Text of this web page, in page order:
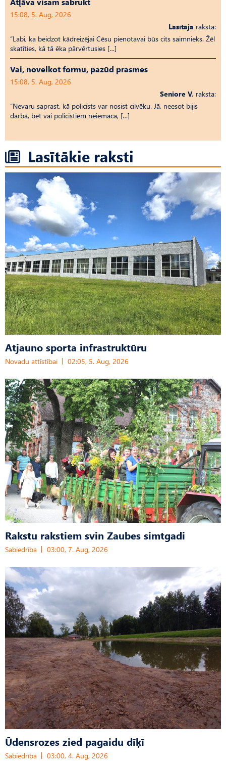
15:08, 5. Aug, 2026
Lasītāja raksta:
“Labi, ka beidzot kādreizējai Cēsu pienotavai būs cits saimnieks. Žēl
skatīties, kā tā ēka pārvērtusies […]
Vai, novelkot formu, pazūd prasmes
15:08, 5. Aug, 2026
Seniore V. raksta:
“Nevaru saprast, kā policists var nosist cilvēku. Jā, neesot bijis
darbā, bet vai policistiem neiemāca, […]
Lasītākie raksti
Atjauno sporta infrastruktūru
Novadu attīstībai 02:05, 5. Aug, 2026
Rakstu rakstiem svin Zaubes simtgadi
Sabiedrība 03:00, 7. Aug, 2026
Ūdensrozes zied pagaidu dīķī
Sabiedrība 03:00, 4. Aug, 2026